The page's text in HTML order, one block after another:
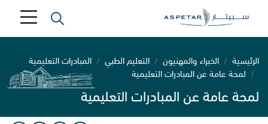
الرئيسية الخبراء والمهنيون التعليم الطبي
المبادرات التعليمية
لمحة عامة عن المبادرات التعليمية
لمحة عامة عن المبادرات التعليمية